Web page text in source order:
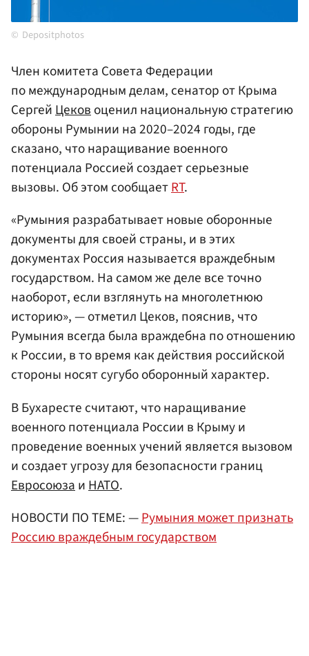
Depositphotos
Член комитета Совета Федерации
по международным делам, сенатор от Крыма
СергейЦековоценил национальную стратегию
обороны Румынии на 2020–2024 годы, где
сказано, что наращивание военного
потенциала Россией создает серьезные
вызовы. Об этом сообщаетRT.
«Румыния разрабатывает новые оборонные
документы для своей страны, и в этих
документах Россия называется враждебным
государством. На самом же деле все точно
наоборот, если взглянуть на многолетнюю
историю», — отметил Цеков, пояснив, что
Румыния всегда была враждебна по отношению
к России, в то время как действия российской
стороны носят сугубо оборонный характер.
В Бухаресте считают, что наращивание
военного потенциала России в Крыму и
проведение военных учений является вызовом
и создает угрозу для безопасности границ
Евросоюза и НАТО.
НОВОСТИ ПО ТЕМЕ: —Румыния может признать
Россию враждебным государством